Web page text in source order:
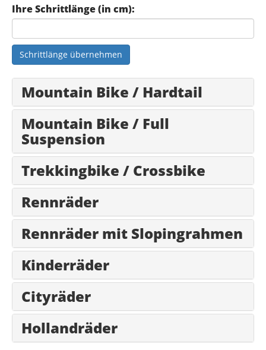
Ihre Schrittlänge (in cm):
Schrittlänge übernehmen
Mountain Bike / Hardtail
Mountain Bike / Full
Suspension
Trekkingbike / Crossbike
Rennräder
Rennräder mit Slopingrahmen
Kinderräder
Cityräder
Hollandräder